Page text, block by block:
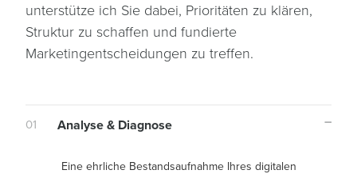
unterstütze ich Sie dabei, Prioritäten zu klären,
Struktur zu schaffen und fundierte
Marketingentscheidungen zu treffen.
01 Analyse & Diagnose
Eine ehrliche Bestandsaufnahme Ihres digitalen